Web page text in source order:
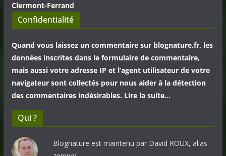
Clermont-Ferrand
Confidentialité
Quand vous laissez un commentaire sur blognature.fr, les
données inscrites dans le formulaire de commentaire,
mais aussi votre adresse IP et l’agent utilisateur de votre
navigateur sont collectés pour nous aider à la détection
des commentaires indésirables. Lire la suite…
Qui ?
Blognature est maintenu par David ROUX, alias